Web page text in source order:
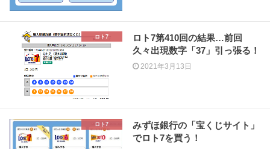
ロト7
ロト7第410回の結果…前回
久々出現数字「37」引っ張る！
2021年3月13日
ロト7
みずほ銀行の「宝くじサイト」
でロト7を買う！